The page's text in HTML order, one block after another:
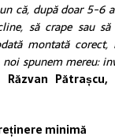
că, după doar 5-6
să crape sau
montată corect,
noi spunem mereu:
Răzvan
minimă